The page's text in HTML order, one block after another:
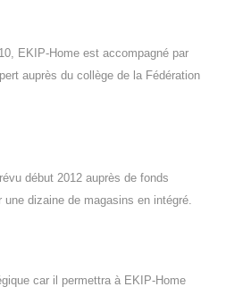
EKIP-Home est accompagné par
auprès du collège de la Fédération
début 2012 auprès de fonds
dizaine de magasins en intégré.
car il permettra à EKIP-Home